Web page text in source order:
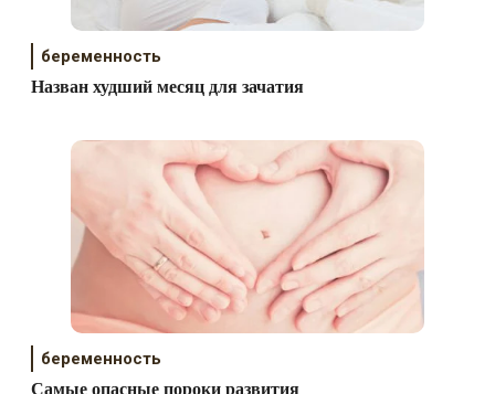
беременность
Назван худший месяц для зачатия
беременность
Самые опасные пороки развития